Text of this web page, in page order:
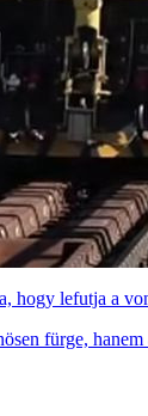
hogy lefutja a
fürge,